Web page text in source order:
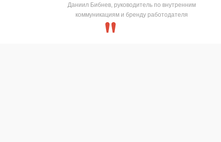
Даниил Бибнев, руководитель по внутренним
коммуникациям и бренду работодателя